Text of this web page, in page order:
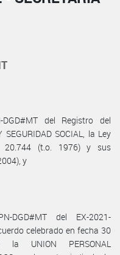
DGD#MT del Registro del
SEGURIDAD SOCIAL, la Ley
(t.o. 1976) y sus
y
DGD#MT del EX-2021-
celebrado en fecha 30
UNION PERSONAL